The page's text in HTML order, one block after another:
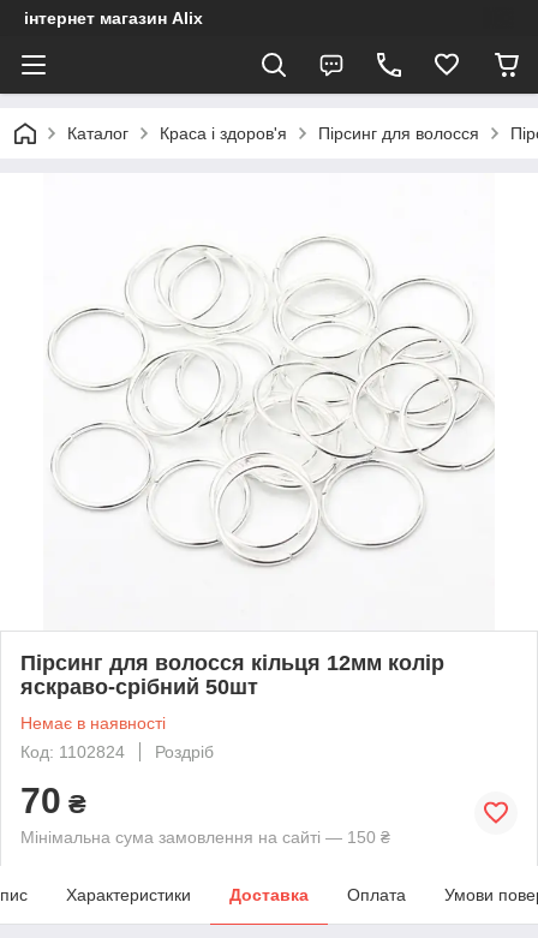
інтернет магазин Alix
Каталог Краса і здоров'я Пірсинг для волосся
Пірсинг для волосся кільця 12мм колір
яскраво-срібний 50шт
Немає в наявності
Код: 1102824
Роздріб
70 ₴
Мінімальна сума замовлення на сайті — 150 ₴
Характеристики Доставка Оплата Умови